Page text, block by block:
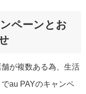
ペーンとお
舗が複数ある為、生活
au PAYのキャンペ